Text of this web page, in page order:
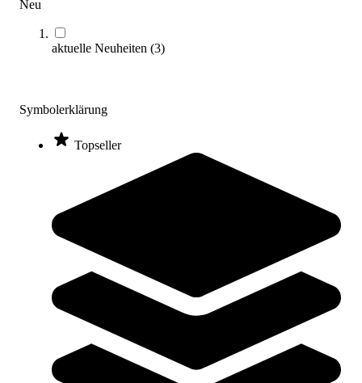
Neu
aktuelle Neuheiten (3)
Symbolerklärung
Topseller
Zum Produkt
Varianten zur Auswahl
Längere Lieferzeit
Basketball-Anlage COMPETITION
13.499,00 €
Zum Produkt